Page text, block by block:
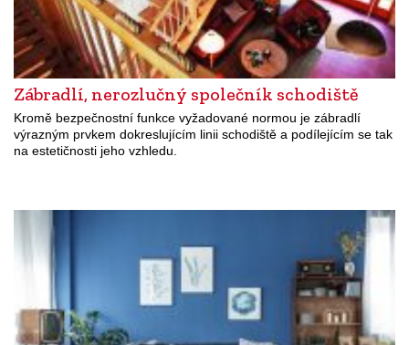
Zábradlí, nerozlučný společník schodiště
Kromě bezpečnostní funkce vyžadované normou je zábradlí
výrazným prvkem dokreslujícím linii schodiště a podílejícím se tak
na estetičnosti jeho vzhledu.